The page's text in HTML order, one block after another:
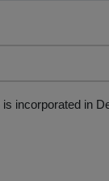
incorporated in